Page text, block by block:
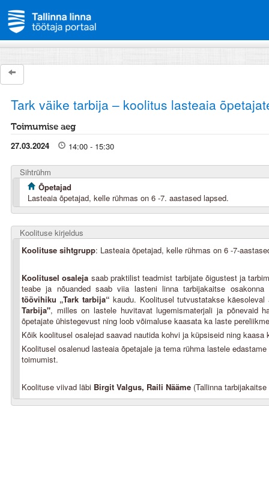
Tark väike tarbija – koolitus lasteaia
Toimumise aeg
27.03.2024 14:00 - 15:30
Sihtrühm
Õpetajad
Lasteaia õpetajad, kelle rühmas on 6 -7. aastased lapsed.
Koolituse kirjeldus
Koolituse sihtgrupp: Lasteaia õpetajad, kelle rühmas on 6 -7-
Koolitusel osaleja saab praktilist teadmist tarbijate õigustest ja
teabe ja nõuanded saab viia lasteni linna tarbijakaitse
töövihiku „Tark tarbija“ kaudu. Koolitusel tutvustatakse
Tarbija", milles on lastele huvitavat lugemismaterjali ja põnevaid
õpetajate ühistegevust ning loob võimaluse kaasata ka laste
Kõik koolitusel osalejad saavad nautida kohvi ja küpsiseid ning
Koolitusel osalenud lasteaia õpetajale ja tema rühma lastele
toimumist.
Koolituse viivad läbi Birgit Valgus, Raili Nääme (Tallinna